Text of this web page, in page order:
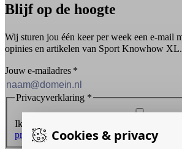
Cookies & privacy
Blijf op de hoogte
Wij sturen jou één keer per week een e-mail
opinies en artikelen van Sport Knowhow XL.
Jouw e-mailadres *
Privacyverklaring *
Ik ontvang graag de nieuwsbrief en ga
privacyverklaring.